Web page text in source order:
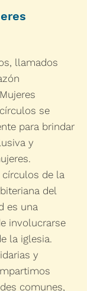
llamados
se
para brindar
y
círculos de la
del
es una
involucrarse
la iglesia.
y
comunes,